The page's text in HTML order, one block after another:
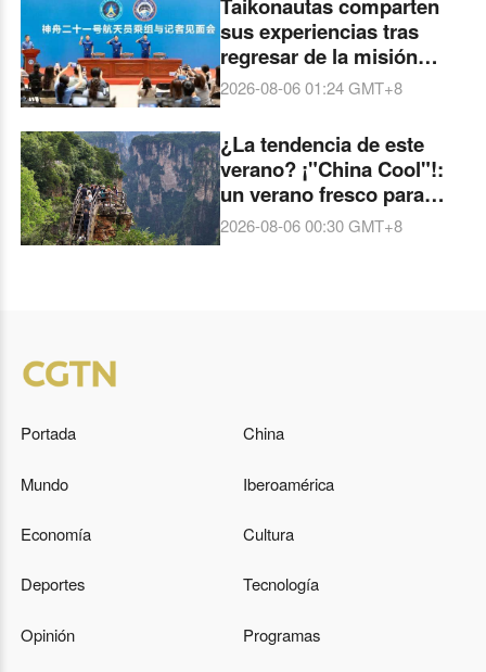
Taikonautas comparten
sus experiencias tras
regresar de la misión
espacial
2026-08-06 01:24GMT+8
¿La tendencia de este
verano? ¡"China Cool"!:
un verano fresco para
todos
2026-08-06 00:30GMT+8
Portada China
Mundo Iberoamérica
Economía Cultura
Deportes Tecnología
Opinión Programas